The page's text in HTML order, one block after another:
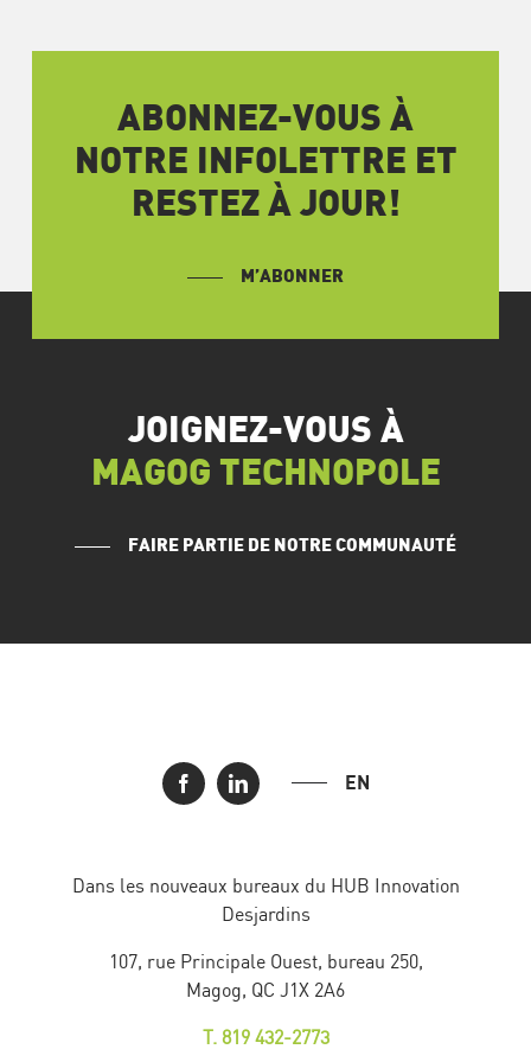
ABONNEZ-VOUS À
NOTRE INFOLETTRE ET
RESTEZ À JOUR!
M’ABONNER
JOIGNEZ-VOUS À
MAGOG TECHNOPOLE
FAIRE PARTIE DE NOTRE COMMUNAUTÉ
EN
Dans les nouveaux bureaux du HUB Innovation
Desjardins
107, rue Principale Ouest, bureau 250,
Magog, QC J1X 2A6
T. 819 432-2773